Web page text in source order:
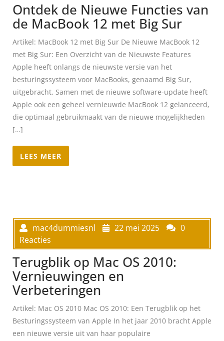
Ontdek de Nieuwe Functies van
de MacBook 12 met Big Sur
Artikel: MacBook 12 met Big Sur De Nieuwe MacBook 12
met Big Sur: Een Overzicht van de Nieuwste Features
Apple heeft onlangs de nieuwste versie van het
besturingssysteem voor MacBooks, genaamd Big Sur,
uitgebracht. Samen met de nieuwe software-update heeft
Apple ook een geheel vernieuwde MacBook 12 gelanceerd,
die optimaal gebruikmaakt van de nieuwe mogelijkheden
[…]
LEES MEER
mac4dummiesnl 22 mei 2025
0
Reacties
Terugblik op Mac OS 2010:
Vernieuwingen en
Verbeteringen
Artikel: Mac OS 2010 Mac OS 2010: Een Terugblik op het
Besturingssysteem van Apple In het jaar 2010 bracht Apple
een nieuwe versie uit van haar populaire